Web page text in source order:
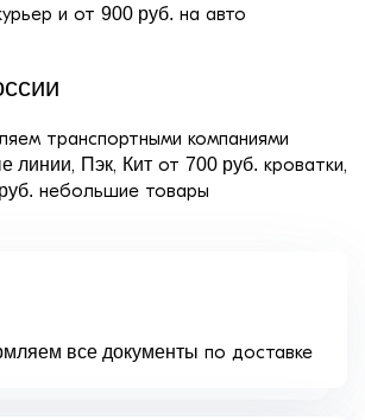
и от 900 руб. на авто
транспортными компаниями
линии, Пэк, Кит от 700 руб. кроватки,
небольшие товары
все документы по доставке